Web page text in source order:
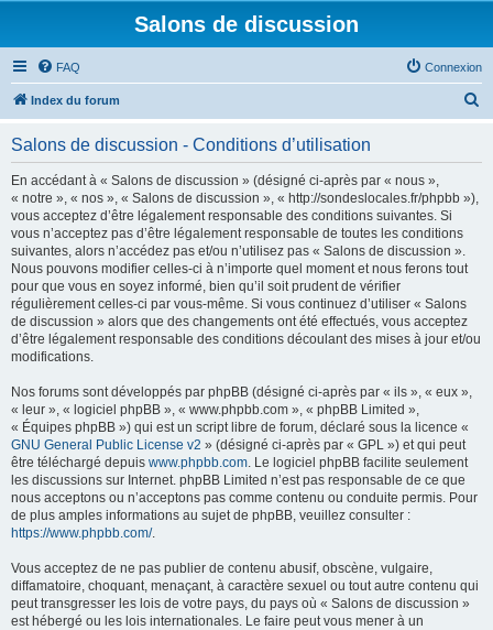
Salons de discussion
FAQ Connexion
Index du forum
Salons de discussion - Conditions d’utilisation
En accédant à « Salons de discussion » (désigné ci-après par « nous »,
« notre », « nos », « Salons de discussion », « http://sondeslocales.fr/phpbb »),
vous acceptez d’être légalement responsable des conditions suivantes. Si
vous n’acceptez pas d’être légalement responsable de toutes les conditions
suivantes, alors n’accédez pas et/ou n’utilisez pas « Salons de discussion ».
Nous pouvons modifier celles-ci à n’importe quel moment et nous ferons tout
pour que vous en soyez informé, bien qu’il soit prudent de vérifier
régulièrement celles-ci par vous-même. Si vous continuez d’utiliser « Salons
de discussion » alors que des changements ont été effectués, vous acceptez
d’être légalement responsable des conditions découlant des mises à jour et/ou
modifications.
Nos forums sont développés par phpBB (désigné ci-après par « ils », « eux »,
« leur », « logiciel phpBB », « www.phpbb.com », « phpBB Limited »,
« Équipes phpBB ») qui est un script libre de forum, déclaré sous la licence «
GNU General Public License v2 » (désigné ci-après par « GPL ») et qui peut
être téléchargé depuis www.phpbb.com. Le logiciel phpBB facilite seulement
les discussions sur Internet. phpBB Limited n’est pas responsable de ce que
nous acceptons ou n’acceptons pas comme contenu ou conduite permis. Pour
de plus amples informations au sujet de phpBB, veuillez consulter :
https://www.phpbb.com/.
Vous acceptez de ne pas publier de contenu abusif, obscène, vulgaire,
diffamatoire, choquant, menaçant, à caractère sexuel ou tout autre contenu qui
peut transgresser les lois de votre pays, du pays où « Salons de discussion »
est hébergé ou les lois internationales. Le faire peut vous mener à un